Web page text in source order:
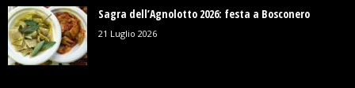
Sagra dell’Agnolotto 2026: festa a Bosconero
21 Luglio 2026